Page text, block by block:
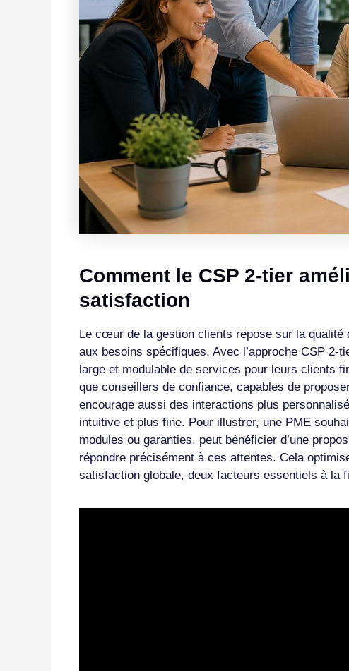
Comment le CSP 2-tier
satisfaction
Le cœur de la gestion clients repose sur la
aux besoins spécifiques. Avec l’approche CSP 2-
large et modulable de services pour leurs clients
que conseillers de confiance, capables de
encourage aussi des interactions plus
intuitive et plus fine. Pour illustrer, une PME
modules ou garanties, peut bénéficier d’une
répondre précisément à ces attentes. Cela
satisfaction globale, deux facteurs essentiels à la